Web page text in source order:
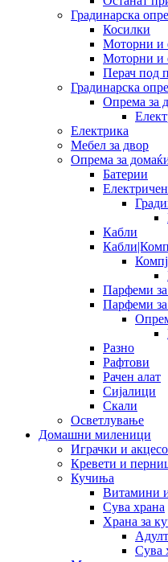
Градинарска
Косилки
Моторни и
Моторни и
Перач под
Градинарска
Опрема за
Електрика
Мебел за двор
Опрема за
Батерии
Кабли
Парфеми
Парфеми
Разно
Рафтови
Рачен алат
Сијалици
Скали
Осветлување
Домашни миленици
Играчки и
Кревети и
Кучиња
Витамини
Сува храна
Храна за
Адулт
Сува